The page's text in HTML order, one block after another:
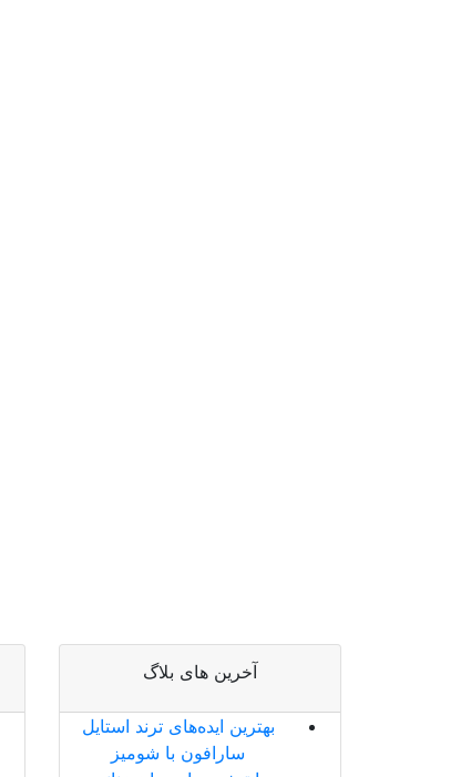
آخرین های بلاگ
بهترین ایده‌های ترند استایل
سارافون با شومیز